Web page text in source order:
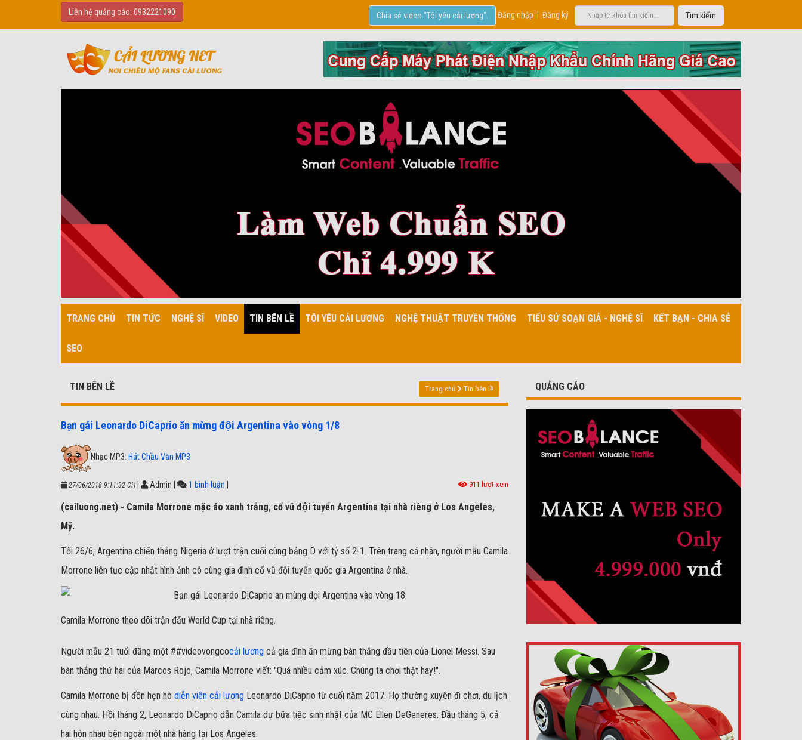
Liên hệ quảng cáo: 0932221090 Đăng nhập Đăng ký
Chia sẻ video "Tôi yêu cải lương".
TRANG CHỦ TIN TỨC NGHỆ SĨ VIDEO TIN BÊN LỀ TÔI YÊU CẢI LƯƠNG NGHỆ THUẬT TRUYỀN THỐNG TIỂU SỬ SOẠN GIẢ - NGHỆ SĨ KẾT BẠN - CHIA SẺ
SEO
TIN BÊN LỀ Trang chủ Tin bên lề
Bạn gái Leonardo DiCaprio ăn mừng đội Argentina vào vòng 1/8
Nhạc MP3: Hát Chầu Văn MP3
27/06/2018 9:11:32 CH Admin 1 bình luận 911 lượt xem
(cailuong.net) - Camila Morrone mặc áo xanh trắng, cổ vũ đội tuyển Argentina tại nhà riêng ở Los Angeles,
Mỹ.
Tối 26/6, Argentina chiến thắng Nigeria ở lượt trận cuối cùng bảng D với tỷ số 2-1. Trên trang cá nhân, người mẫu Camila
Morrone liên tục cập nhật hình ảnh cô cùng gia đình cổ vũ đội tuyển quốc gia Argentina ở nhà.
Camila Morrone theo dõi trận đấu World Cup tại nhà riêng.
Người mẫu 21 tuổi đăng một ##videovongcocải lương cả gia đình ăn mừng bàn thắng đầu tiên của Lionel Messi. Sau
bàn thắng thứ hai của Marcos Rojo, Camila Morrone viết: "Quá nhiều cảm xúc. Chúng ta chơi thật hay!".
Camila Morrone bị đồn hẹn hò diễn viên cải lương Leonardo DiCaprio từ cuối năm 2017. Họ thường xuyên đi chơi, du lịch
cùng nhau. Hồi tháng 2, Leonardo DiCaprio dẫn Camila dự bữa tiệc sinh nhật của MC Ellen DeGeneres. Đầu tháng 5, cả
hai hôn nhau bên ngoài một nhà hàng tại Los Angeles.
QUẢNG CÁO